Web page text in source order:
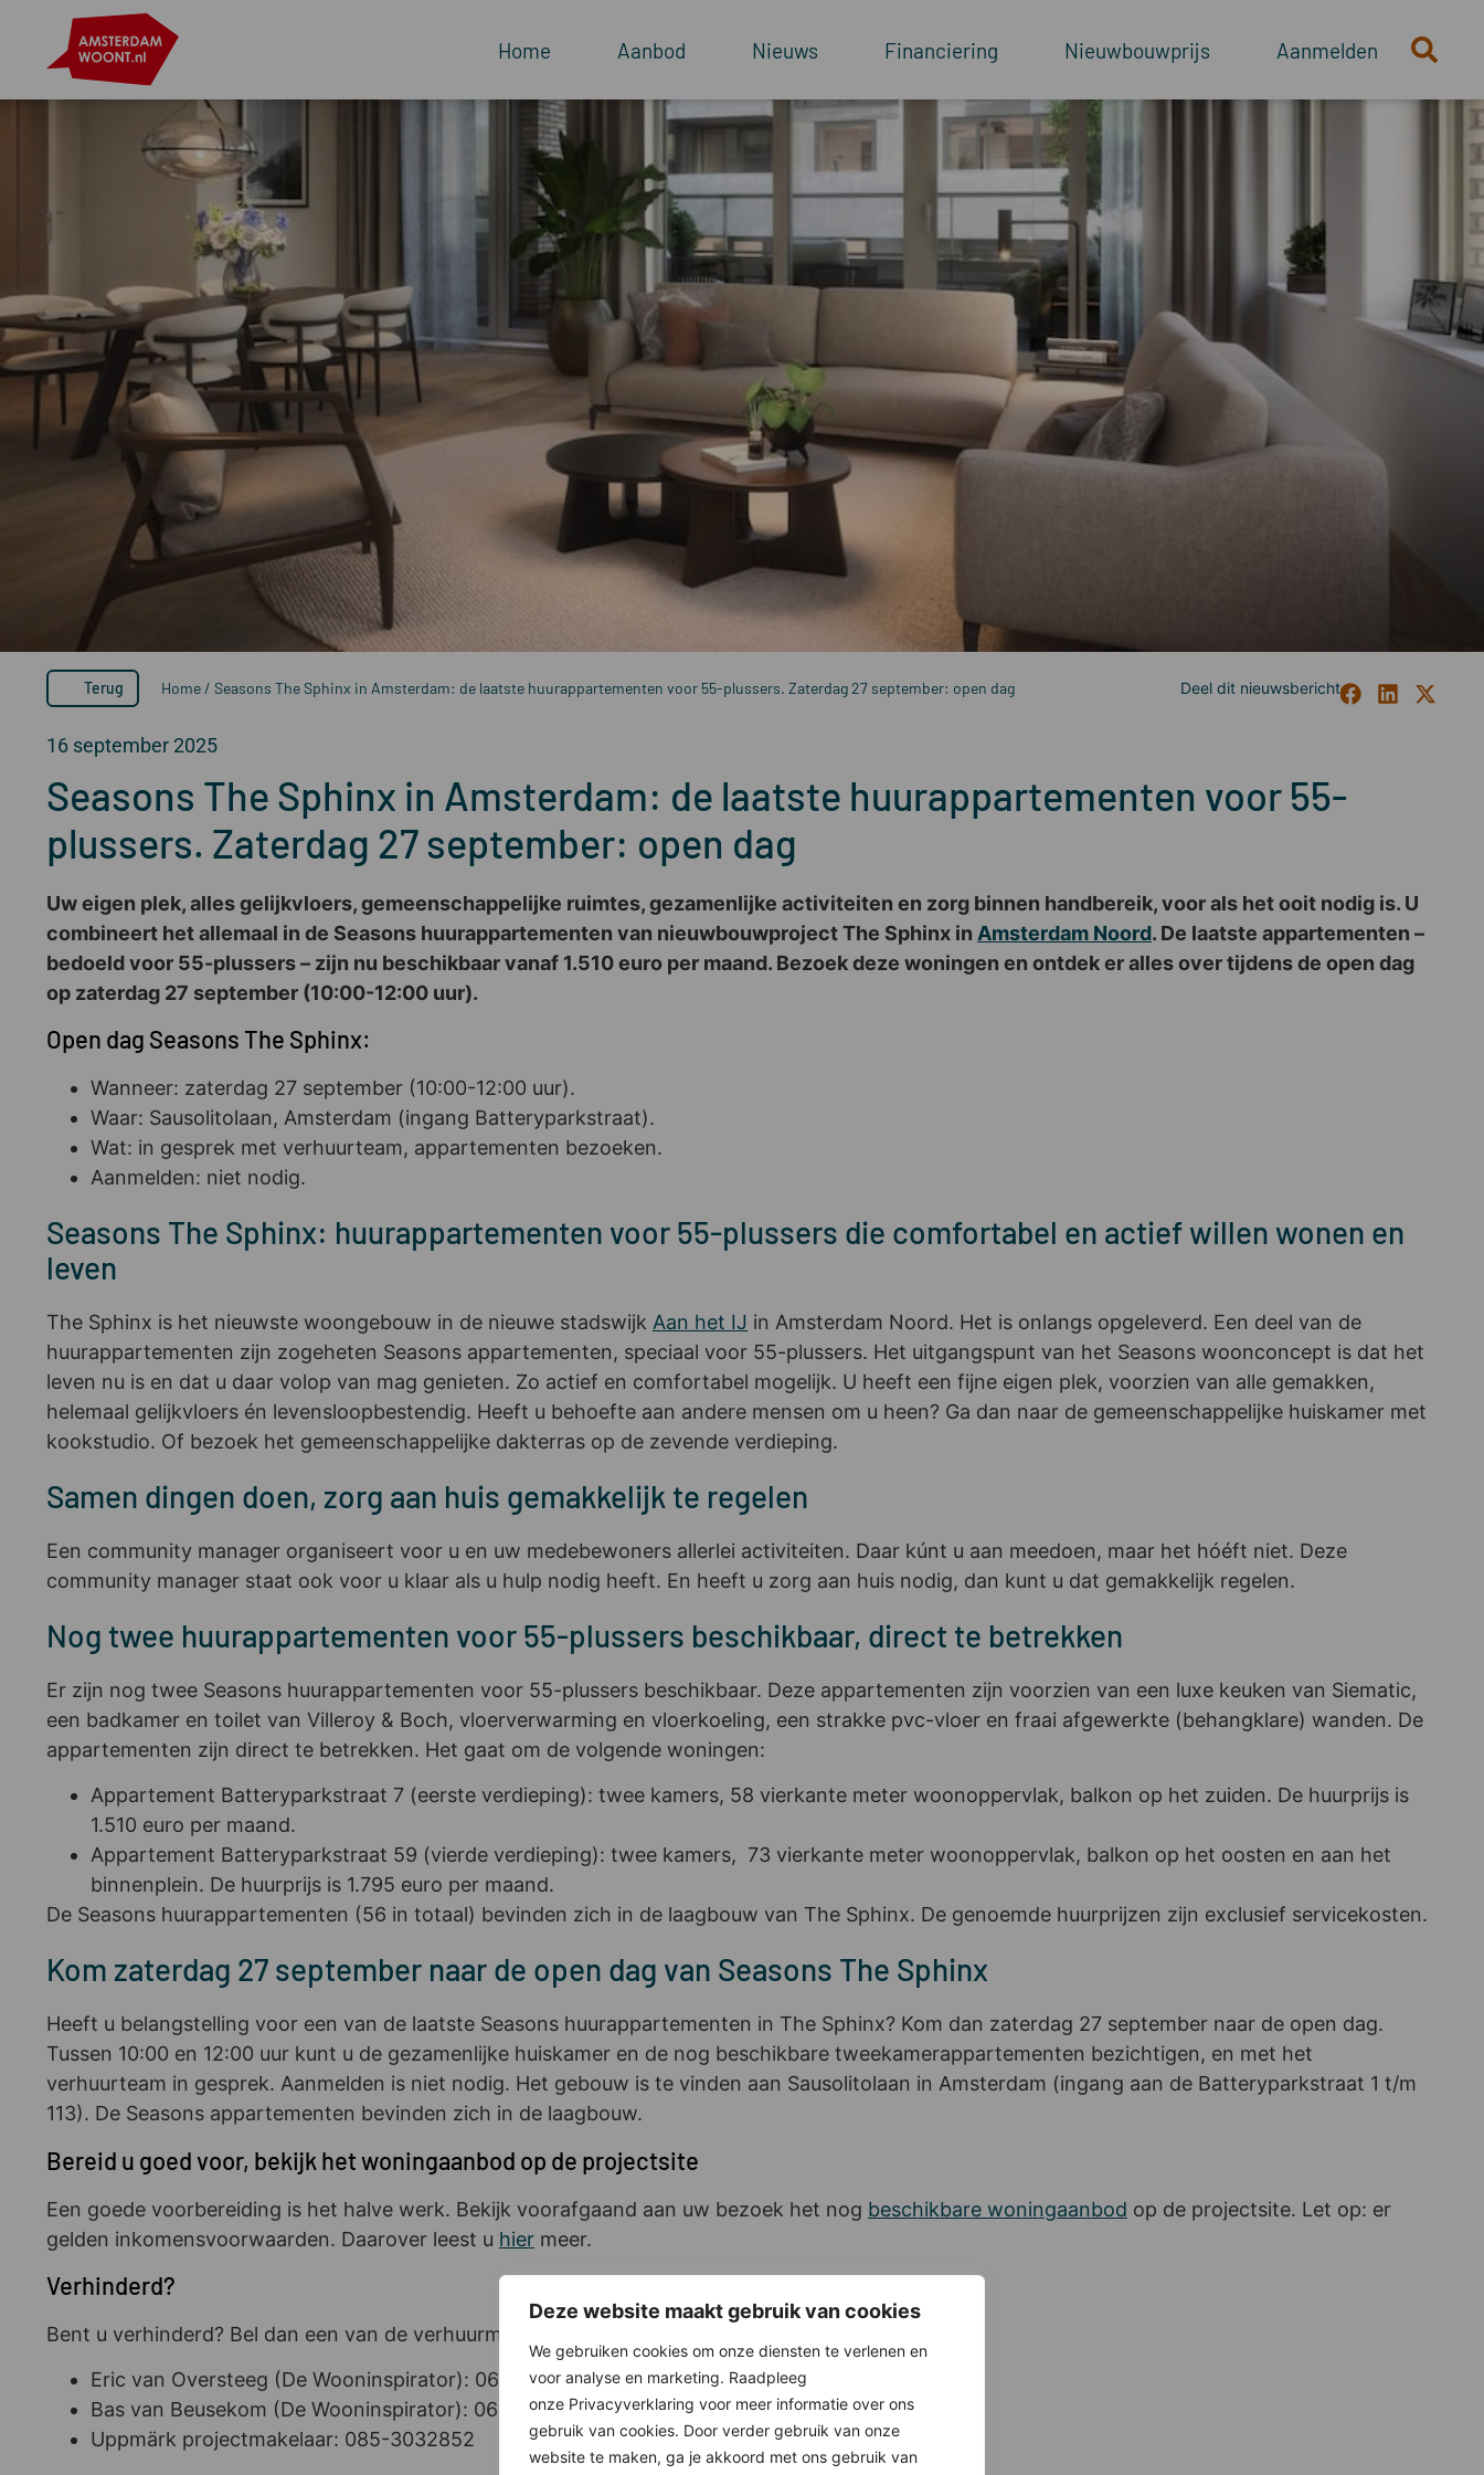
Deze website maakt gebruik van cookies
We gebruiken cookies om onze diensten te verlenen en
voor analyse en marketing. Raadpleeg
onze Privacyverklaring voor meer informatie over ons
gebruik van cookies. Door verder gebruik van onze
website te maken, ga je akkoord met ons gebruik van
Home Aanbod Nieuws Financiering Nieuwbouwprijs Aanmelden
Terug Home / Seasons The Sphinx in Amsterdam: de laatste huurappartementen voor 55-plussers. Zaterdag 27 september: open dag
16 september 2025
Seasons The Sphinx in Amsterdam: de laatste huurappartementen voor 55-
plussers. Zaterdag 27 september: open dag
Uw eigen plek, alles gelijkvloers, gemeenschappelijke ruimtes, gezamenlijke activiteiten en zorg binnen handbereik, voor als het ooit nodig is. U
combineert het allemaal in de Seasons huurappartementen van nieuwbouwproject The Sphinx in Amsterdam Noord. De laatste appartementen –
bedoeld voor 55-plussers – zijn nu beschikbaar vanaf 1.510 euro per maand. Bezoek deze woningen en ontdek er alles over tijdens de open dag
op zaterdag 27 september (10:00-12:00 uur).
Open dag Seasons The Sphinx:
Wanneer: zaterdag 27 september (10:00-12:00 uur).
Waar: Sausolitolaan, Amsterdam (ingang Batteryparkstraat).
Wat: in gesprek met verhuurteam, appartementen bezoeken.
Aanmelden: niet nodig.
Seasons The Sphinx: huurappartementen voor 55-plussers die comfortabel en actief willen wonen en
leven
The Sphinx is het nieuwste woongebouw in de nieuwe stadswijk Aan het IJ in Amsterdam Noord. Het is onlangs opgeleverd. Een deel van de
huurappartementen zijn zogeheten Seasons appartementen, speciaal voor 55-plussers. Het uitgangspunt van het Seasons woonconcept is dat het
leven nu is en dat u daar volop van mag genieten. Zo actief en comfortabel mogelijk. U heeft een fijne eigen plek, voorzien van alle gemakken,
helemaal gelijkvloers én levensloopbestendig. Heeft u behoefte aan andere mensen om u heen? Ga dan naar de gemeenschappelijke huiskamer met
kookstudio. Of bezoek het gemeenschappelijke dakterras op de zevende verdieping.
Samen dingen doen, zorg aan huis gemakkelijk te regelen
Een community manager organiseert voor u en uw medebewoners allerlei activiteiten. Daar kúnt u aan meedoen, maar het hóéft niet. Deze
community manager staat ook voor u klaar als u hulp nodig heeft. En heeft u zorg aan huis nodig, dan kunt u dat gemakkelijk regelen.
Nog twee huurappartementen voor 55-plussers beschikbaar, direct te betrekken
Er zijn nog twee Seasons huurappartementen voor 55-plussers beschikbaar. Deze appartementen zijn voorzien van een luxe keuken van Siematic,
een badkamer en toilet van Villeroy & Boch, vloerverwarming en vloerkoeling, een strakke pvc-vloer en fraai afgewerkte (behangklare) wanden. De
appartementen zijn direct te betrekken. Het gaat om de volgende woningen:
Appartement Batteryparkstraat 7 (eerste verdieping): twee kamers, 58 vierkante meter woonoppervlak, balkon op het zuiden. De huurprijs is
1.510 euro per maand.
Appartement Batteryparkstraat 59 (vierde verdieping): twee kamers, 73 vierkante meter woonoppervlak, balkon op het oosten en aan het
binnenplein. De huurprijs is 1.795 euro per maand.
De Seasons huurappartementen (56 in totaal) bevinden zich in de laagbouw van The Sphinx. De genoemde huurprijzen zijn exclusief servicekosten.
Kom zaterdag 27 september naar de open dag van Seasons The Sphinx
Heeft u belangstelling voor een van de laatste Seasons huurappartementen in The Sphinx? Kom dan zaterdag 27 september naar de open dag.
Tussen 10:00 en 12:00 uur kunt u de gezamenlijke huiskamer en de nog beschikbare tweekamerappartementen bezichtigen, en met het
verhuurteam in gesprek. Aanmelden is niet nodig. Het gebouw is te vinden aan Sausolitolaan in Amsterdam (ingang aan de Batteryparkstraat 1 t/m
113). De Seasons appartementen bevinden zich in de laagbouw.
Bereid u goed voor, bekijk het woningaanbod op de projectsite
Een goede voorbereiding is het halve werk. Bekijk voorafgaand aan uw bezoek het nog beschikbare woningaanbod op de projectsite. Let op: er
gelden inkomensvoorwaarden. Daarover leest u hier meer.
Verhinderd?
Bent u verhinderd? Bel dan een van de verhuurmakelaars voor een afspraak op een ander moment:
Eric van Oversteeg (De Wooninspirator): 06-53418275
Bas van Beusekom (De Wooninspirator): 06-22503566
Uppmärk projectmakelaar: 085-3032852